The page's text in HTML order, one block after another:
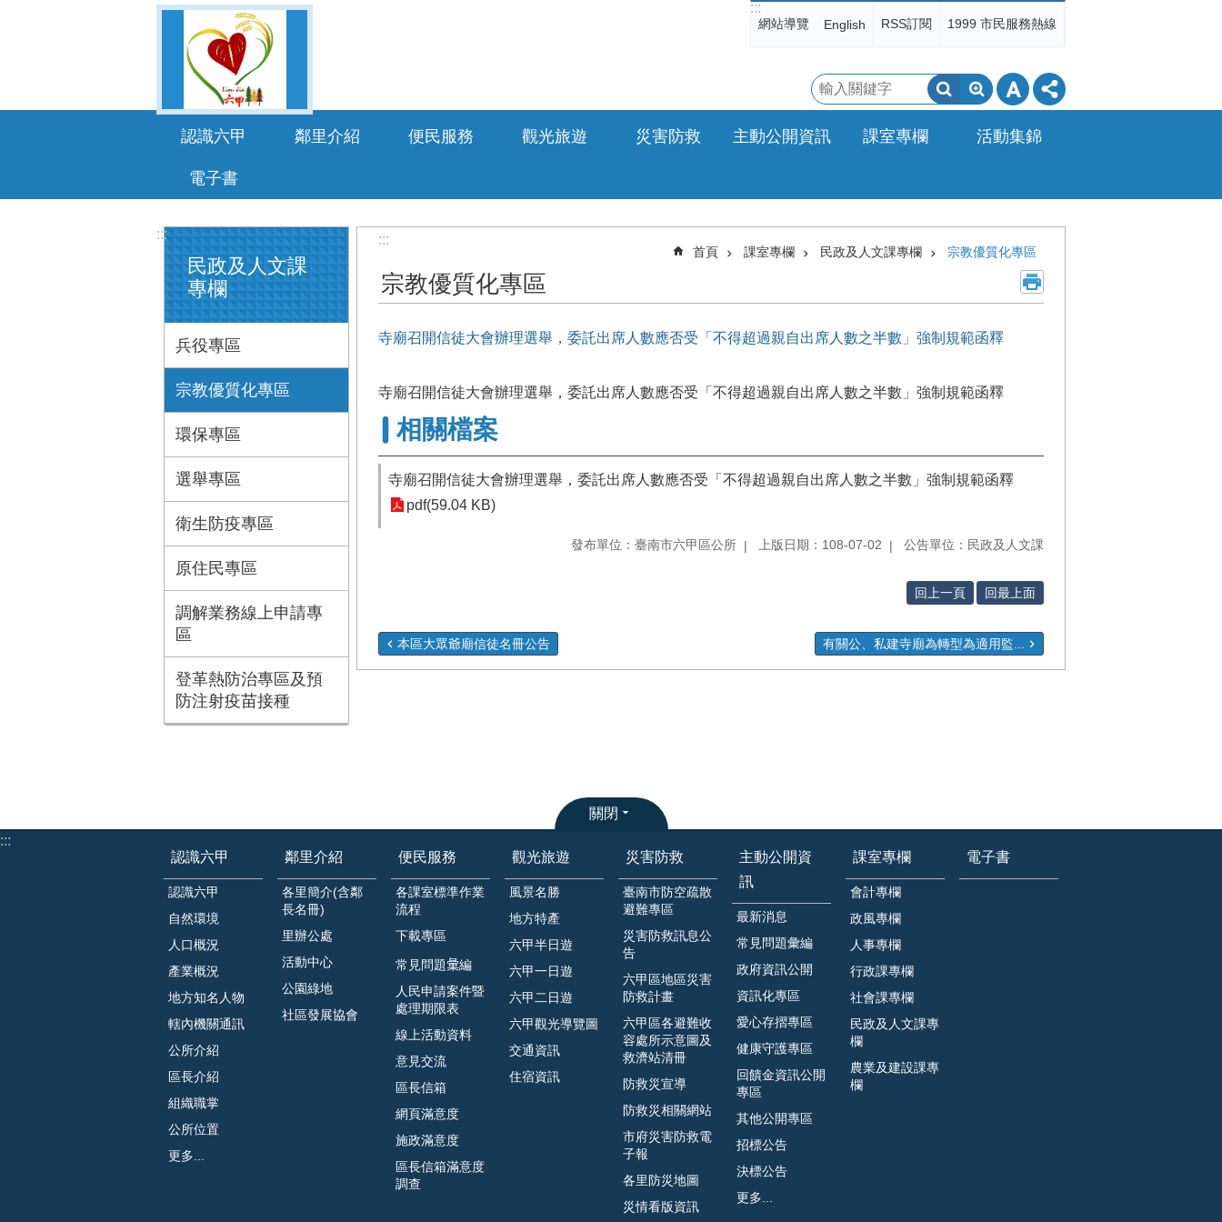
:::
網站導覽 English RSS訂閱 1999 市民服務熱線
搜
尋
認識六甲 鄰里介紹 便民服務 觀光旅遊 災害防救 主動公開資訊 課室專欄 活動集錦
電子書
:::
民政及人文課
專欄
兵役專區
宗教優質化專區
環保專區
選舉專區
衛生防疫專區
原住民專區
調解業務線上申請專
區
登革熱防治專區及預
防注射疫苗接種
:::
首頁 課室專欄 民政及人文課專欄 宗教優質化專區
宗教優質化專區
寺廟召開信徒大會辦理選舉，委託出席人數應否受「不得超過親自出席人數之半數」強制規範函釋
寺廟召開信徒大會辦理選舉，委託出席人數應否受「不得超過親自出席人數之半數」強制規範函釋
相關檔案
寺廟召開信徒大會辦理選舉，委託出席人數應否受「不得超過親自出席人數之半數」強制規範函釋
pdf(59.04 KB)
發布單位：臺南市六甲區公所 上版日期：108-07-02 公告單位：民政及人文課
回上一頁 回最上面
本區大眾爺廟信徒名冊公告 有關公、私建寺廟為轉型為適用監...
關閉
:::
認識六甲
認識六甲
自然環境
人口概況
產業概況
地方知名人物
轄內機關通訊
公所介紹
區長介紹
組織職掌
公所位置
更多...
鄰里介紹
各里簡介(含鄰
長名冊)
里辦公處
活動中心
公園綠地
社區發展協會
便民服務
各課室標準作業
流程
下載專區
常見問題𢑥編
人民申請案件暨
處理期限表
線上活動資料
意見交流
區長信箱
網頁滿意度
施政滿意度
區長信箱滿意度
調查
觀光旅遊
風景名勝
地方特產
六甲半日遊
六甲一日遊
六甲二日遊
六甲觀光導覽圖
交通資訊
住宿資訊
災害防救
臺南市防空疏散
避難專區
災害防救訊息公
告
六甲區地區災害
防救計畫
六甲區各避難收
容處所示意圖及
救濟站清冊
防救災宣導
防救災相關網站
市府災害防救電
子報
各里防災地圖
災情看版資訊
主動公開資
訊
最新消息
常見問題彙編
政府資訊公開
資訊化專區
愛心存摺專區
健康守護專區
回饋金資訊公開
專區
其他公開專區
招標公告
決標公告
更多...
課室專欄
會計專欄
政風專欄
人事專欄
行政課專欄
社會課專欄
民政及人文課專
欄
農業及建設課專
欄
電子書